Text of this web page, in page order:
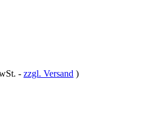
- zzgl. Versand )